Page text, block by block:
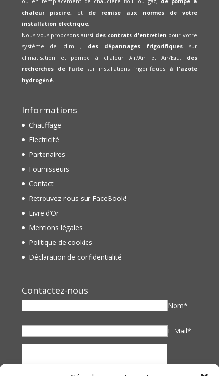
chaleur piscine, et de remise aux normes de votre
installation électrique.
Nous vous proposons aussi des contrats d'entretien pour votre
système de clim , des dépannages frigorifiquessur
climatisation et pompe à chaleur Air/Air et Air/Eau, des
recherches de fuite sur installations frigorifiques à l'azote
hydrogéné.
Informations
Chauffage
Electricité
Partenaires
Fournisseurs
Contact
Retrouvez nous sur FaceBook!
Livre d’Or
Mentions légales
Politique de cookies
Déclaration de confidentialité
Contactez-nous
Nom*
E-Mail*